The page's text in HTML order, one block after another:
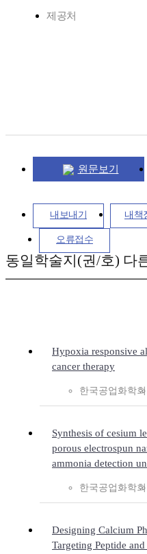
제공처
원문보기
내보내기 내책
오류접수
동일학술지(권/호) 다
Hypoxia responsive
cancer therapy
한국공업화학회
Synthesis of cesium
porous electrospun
ammonia detection
한국공업화학회
Designing Calcium
Targeting Peptide